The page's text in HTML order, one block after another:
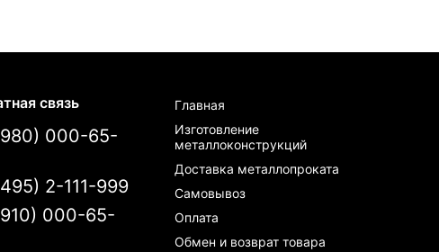
Главная
Изготовление
металлоконструкций
Доставка металлопроката
Самовывоз
Оплата
Обмен и возврат товара
связь
000-65-
2-111-999
000-65-